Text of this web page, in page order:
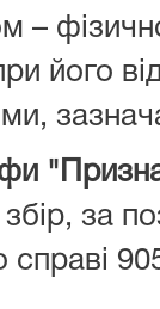
–
його
за
справі